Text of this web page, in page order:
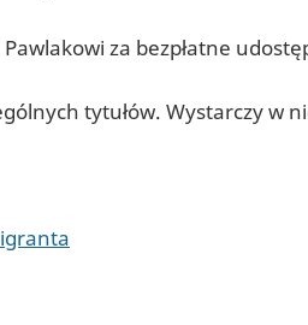
za bezpłatne
tytułów. Wystarczy w